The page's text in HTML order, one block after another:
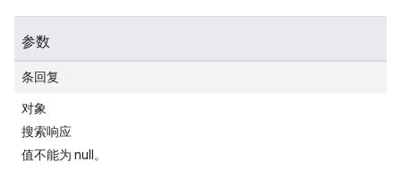
参数
条回复
对象
搜索响应
值不能为 null。